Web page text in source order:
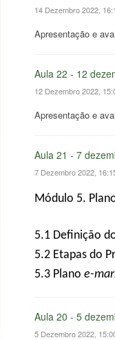
14 Dezembro 2022,
Apresentação e
Aula 22 - 12
12 Dezembro 2022,
Apresentação e
Aula 21 - 7
7 Dezembro 2022,
Módulo 5.
5.1 Definição
5.2 Etapas do
5.3 Plano e-
Aula 20 - 5
5 Dezembro 2022,